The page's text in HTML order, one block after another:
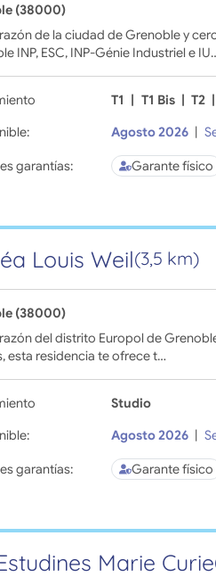
(38000)
de la ciudad de Grenoble y
INP, ESC, INP-Génie Industriel e
T1 | T1 Bis | T2 |
Agosto 2026 |
garantías: Garante físico
Louis Weil(3,5 km)
(38000)
del distrito Europol de
esta residencia te ofrece t…
Studio
Agosto 2026 |
garantías: Garante físico
Marie Curie